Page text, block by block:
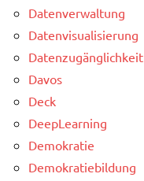
Datenverwaltung
Datenvisualisierung
Datenzugänglichkeit
Davos
Deck
DeepLearning
Demokratie
Demokratiebildung